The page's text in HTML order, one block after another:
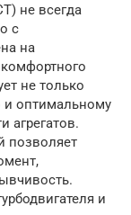
не всегда
с
на
не только
оптимальному
агрегатов.
позволяет
и